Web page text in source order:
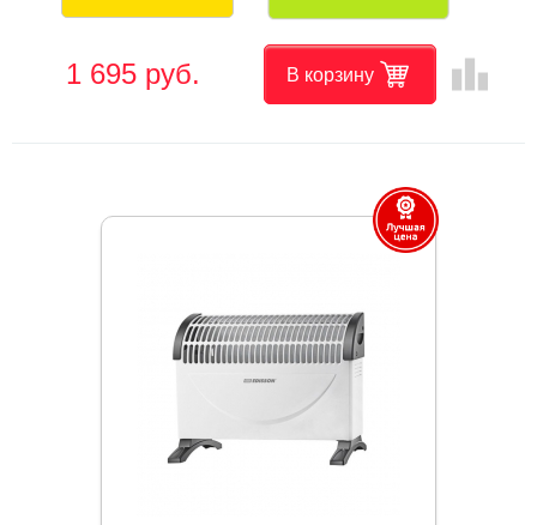
1 695 руб. В корзину leaderboard